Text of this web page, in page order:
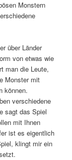
Monstern
über Länder
von etwas wie
man die Leute,
Monster mit
können.
verschiedene
sagt das Spiel
mit Ihnen
ist es eigentlich
klingt mir ein